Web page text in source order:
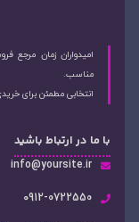
امیدواران زمان
مناسب.
انتخابی مطمئن برای
با ما در ارتباط باشید
info@yoursite.ir
۰912-0722550